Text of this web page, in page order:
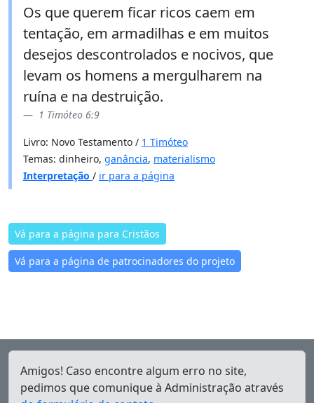
Os que querem ficar ricos caem em
tentação, em armadilhas e em muitos
desejos descontrolados e nocivos, que
levam os homens a mergulharem na
ruína e na destruição.
1 Timóteo 6:9
Livro: Novo Testamento / 1 Timóteo
Temas: dinheiro, ganância, materialismo
Interpretação / ir para a página
Vá para a página para Cristãos
Vá para a página de patrocinadores do projeto
Amigos! Caso encontre algum erro no site,
pedimos que comunique à Administração através